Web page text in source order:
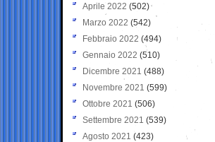
Aprile 2022 (502)
Marzo 2022 (542)
Febbraio 2022 (494)
Gennaio 2022 (510)
Dicembre 2021 (488)
Novembre 2021 (599)
Ottobre 2021 (506)
Settembre 2021 (539)
Agosto 2021 (423)